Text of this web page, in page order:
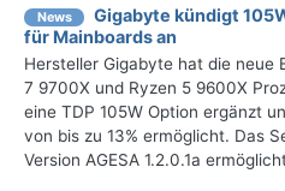
News
Gigabyte kündigt
für Mainboards an
Hersteller Gigabyte hat die neue
7 9700X und Ryzen 5 9600X
eine TDP 105W Option ergänzt
von bis zu 13% ermöglicht. Das
Version AGESA 1.2.0.1a